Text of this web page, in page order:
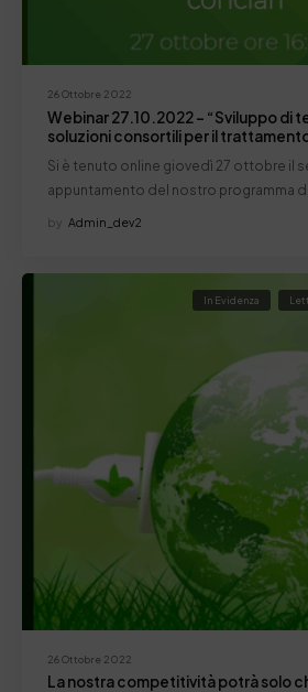
26 Ottobre 2022
Webinar 27.10.2022 – “Sviluppo di
soluzioni consortili per il
Si è tenuto online giovedì 27 ottobre il
appuntamento del nostro programma
by Admin_dev2
26 Ottobre 2022
In Evidenza
La nostra competitività potrà solo